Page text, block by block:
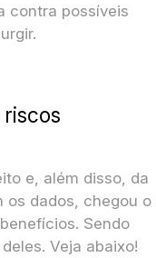
contra possíveis
e, além disso, da
os dados, chegou o
Sendo
Veja abaixo!